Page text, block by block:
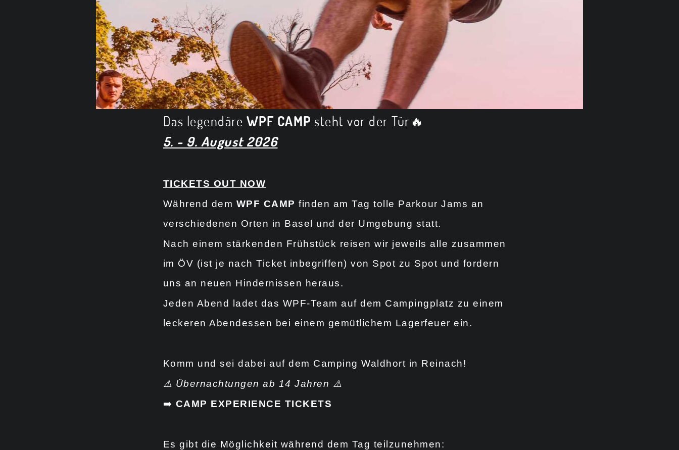
Das legendäre WPF CAMP steht vor der Tür🔥
5. - 9. August 2026
TICKETS OUT NOW
Während dem WPF CAMP finden am Tag tolle Parkour Jams an
verschiedenen Orten in Basel und der Umgebung statt.
Nach einem stärkenden Frühstück reisen wir jeweils alle zusammen
im ÖV (ist je nach Ticket inbegriffen) von Spot zu Spot und fordern
uns an neuen Hindernissen heraus.
Jeden Abend ladet das WPF-Team auf dem Campingplatz zu einem
leckeren Abendessen bei einem gemütlichem Lagerfeuer ein.
Komm und sei dabei auf dem Camping Waldhort in Reinach!
⚠️ Übernachtungen ab 14 Jahren ⚠️
➡️ CAMP EXPERIENCE TICKETS
Es gibt die Möglichkeit während dem Tag teilzunehmen: